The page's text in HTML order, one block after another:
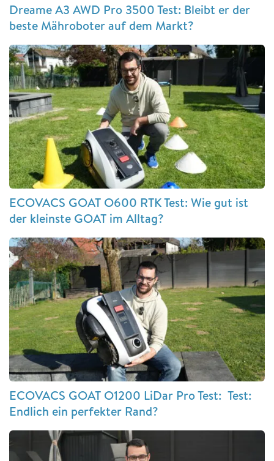
Dreame A3 AWD Pro 3500 Test: Bleibt er der
beste Mähroboter auf dem Markt?
ECOVACS GOAT O600 RTK Test: Wie gut ist
der kleinste GOAT im Alltag?
ECOVACS GOAT O1200 LiDar Pro Test: Test:
Endlich ein perfekter Rand?